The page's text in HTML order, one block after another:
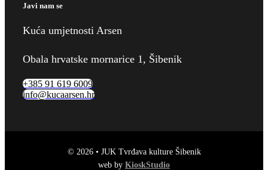
Javi nam se
Kuća umjetnosti Arsen
Obala hrvatske mornarice 1, Šibenik
+385 91 619 6009
info@kucaarsen.hr
© 2026 • JUK Tvrđava kulture Šibenik
web by KioskStudio